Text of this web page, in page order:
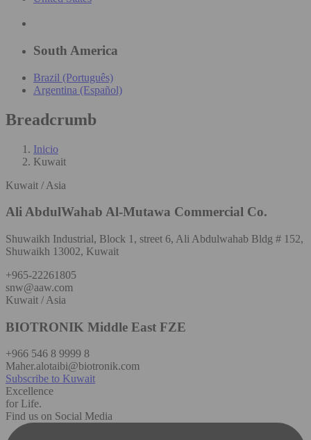
South America
Brazil (Português)
Argentina (Español)
Breadcrumb
Inicio
Kuwait
Kuwait / Asia
Ali AbdulWahab Al-Mutawa Commercial Co.
Shuwaikh Industrial, Block 1, street 6, Ali Abdulwahab Bldg # 152,
Shuwaikh 13002, Kuwait
+965-22261805
snw@aaw.com
Kuwait / Asia
BIOTRONIK Middle East FZE
+966 546 8 9999 8
Maher.alotaibi@biotronik.com
Subscribe to Kuwait
Excellence
for Life.
Find us on Social Media